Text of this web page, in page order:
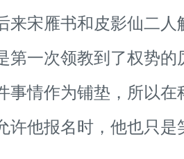
来宋雁书和皮影仙二
第一次领教到了权势的
情作为铺垫，所以在
许他报名时，他也只